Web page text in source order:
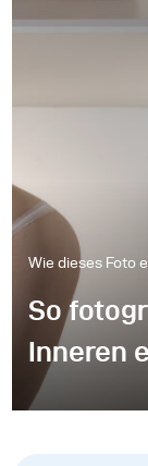
Wie dieses Foto
So
Inneren